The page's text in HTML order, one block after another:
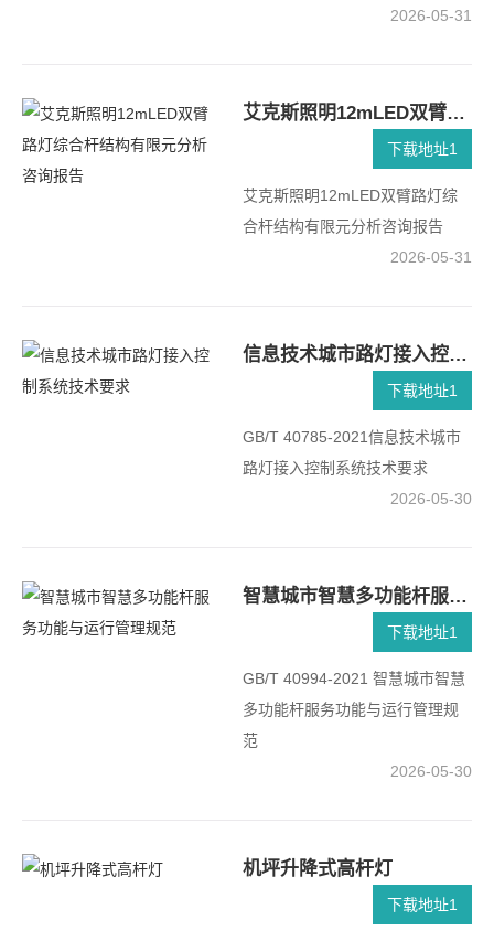
2026-05-31
艾克斯照明12mLED双臂路灯综合杆结构有限元分析咨询报告
下载地址1
艾克斯照明12mLED双臂路灯综
合杆结构有限元分析咨询报告
2026-05-31
信息技术城市路灯接入控制系统技术要求
下载地址1
GB/T 40785-2021信息技术城市
路灯接入控制系统技术要求
2026-05-30
智慧城市智慧多功能杆服务功能与运行管理规范
下载地址1
GB/T 40994-2021 智慧城市智慧
多功能杆服务功能与运行管理规
范
2026-05-30
机坪升降式高杆灯
下载地址1